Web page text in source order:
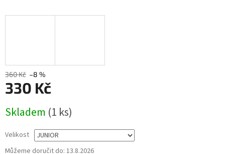
360 Kč –8 %
330 Kč
cena:
Skladem (1 ks)
Velikost
Můžeme doručit do: 13.8.2026